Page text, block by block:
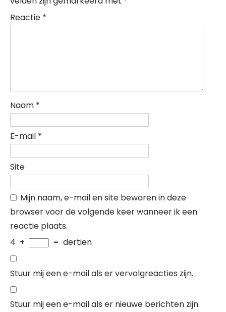
Reactie *
Naam *
E-mail *
Site
Mijn naam, e-mail en site bewaren in deze
browser voor de volgende keer wanneer ik een
reactie plaats.
4 + = dertien
Stuur mij een e-mail als er vervolgreacties zijn.
Stuur mij een e-mail als er nieuwe berichten zijn.